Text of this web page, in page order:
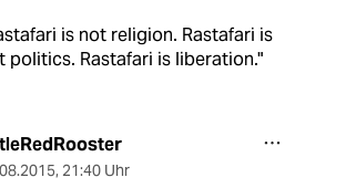
is not religion. Rastafari is
politics. Rastafari is liberation."
, 21:40 Uhr